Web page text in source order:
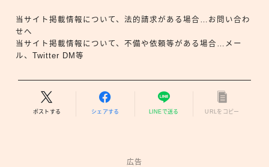
当サイト掲載情報について、法的請求がある場合…お問い合わ
せへ
当サイト掲載情報について、不備や依頼等がある場合…メー
ル、Twitter DM等
ポストする シェアする LINEで送る URLをコピー
広告